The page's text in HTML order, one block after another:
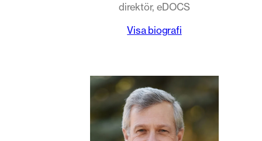
direktör, eDOCS
Visa biografi